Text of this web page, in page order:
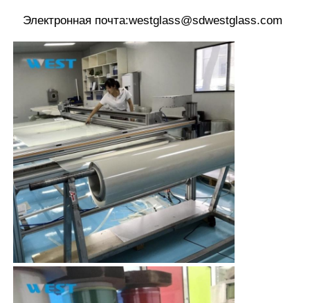
Электронная почта:westglass@sdwestglass.com